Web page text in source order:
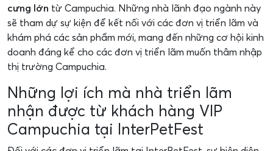
cưng lớn từ Campuchia. Những nhà lãnh đạo ngành này
sẽ tham dự sự kiện để kết nối với các đơn vị triển lãm và
khám phá các sản phẩm mới, mang đến những cơ hội kinh
doanh đáng kể cho các đơn vị triển lãm muốn thâm nhập
thị trường Campuchia.
Những lợi ích mà nhà triển lãm
nhận được từ khách hàng VIP
Campuchia tại InterPetFest